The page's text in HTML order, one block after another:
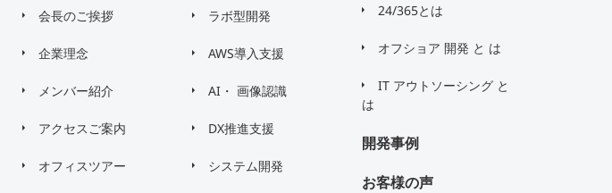
会長のご挨拶
企業理念
メンバー紹介
アクセスご案内
オフィスツアー
ラボ型開発
AWS導入支援
AI・ 画像認識
DX推進支援
システム開発
24/365とは
オフショア 開発 と は
IT アウトソーシング と
は
開発事例
お客様の声